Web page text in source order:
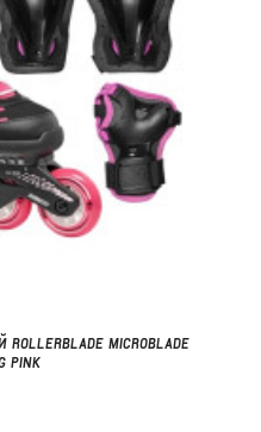
MICROBLADE
PINK